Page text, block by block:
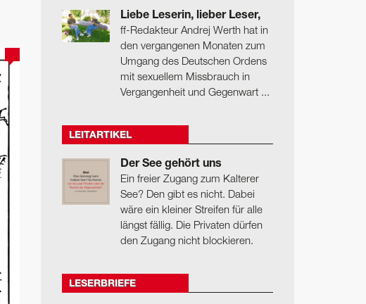
Liebe Leserin, lieber Leser,
ff-Redakteur Andrej Werth hat in
den vergangenen Monaten zum
Umgang des Deutschen Ordens
mit sexuellem Missbrauch in
Vergangenheit und Gegenwart ...
LEITARTIKEL
Der See gehört uns
Ein freier Zugang zum Kalterer
See? Den gibt es nicht. Dabei
wäre ein kleiner Streifen für alle
längst fällig. Die Privaten dürfen
den Zugang nicht blockieren.
LESERBRIEFE